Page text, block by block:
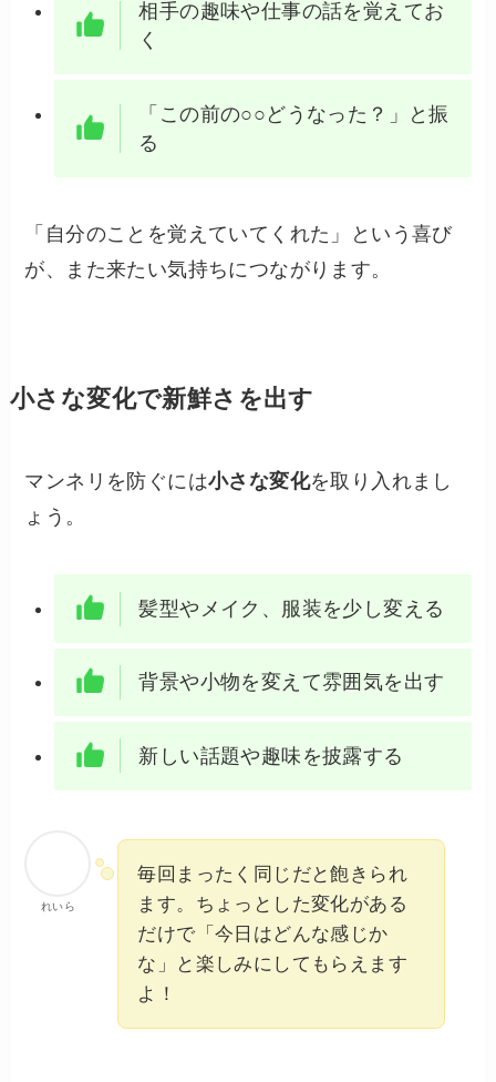
相手の趣味や仕事の話を覚えてお
く
「この前の○○どうなった？」と振
る
「自分のことを覚えていてくれた」という喜び
が、また来たい気持ちにつながります。
小さな変化で新鮮さを出す
マンネリを防ぐには小さな変化を取り入れまし
ょう。
髪型やメイク、服装を少し変える
背景や小物を変えて雰囲気を出す
新しい話題や趣味を披露する
れいら
毎回まったく同じだと飽きられ
ます。ちょっとした変化がある
だけで「今日はどんな感じか
な」と楽しみにしてもらえます
よ！